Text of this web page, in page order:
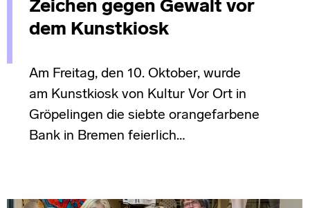
Zeichen gegen Gewalt vor
dem Kunstkiosk
Am Freitag, den 10. Oktober, wurde
am Kunstkiosk von Kultur Vor Ort in
Gröpelingen die siebte orangefarbene
Bank in Bremen feierlich…